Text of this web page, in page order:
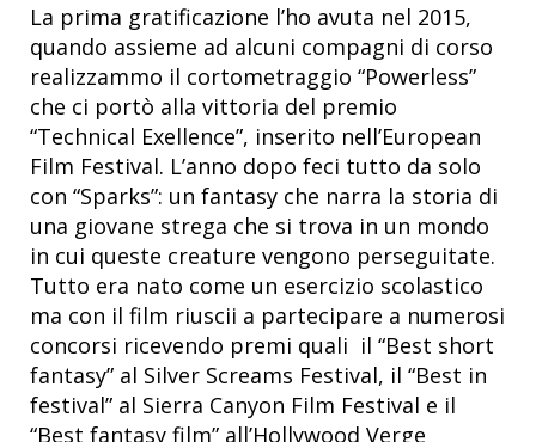
La prima gratificazione l’ho avuta nel 2015,
quando assieme ad alcuni compagni di corso
realizzammo il cortometraggio “Powerless”
che ci portò alla vittoria del premio
“Technical Exellence”, inserito nell’European
Film Festival. L’anno dopo feci tutto da solo
con “Sparks”: un fantasy che narra la storia di
una giovane strega che si trova in un mondo
in cui queste creature vengono perseguitate.
Tutto era nato come un esercizio scolastico
ma con il film riuscii a partecipare a numerosi
concorsi ricevendo premi quali il “Best short
fantasy” al Silver Screams Festival, il “Best in
festival” al Sierra Canyon Film Festival e il
“Best fantasy film” all’Hollywood Verge